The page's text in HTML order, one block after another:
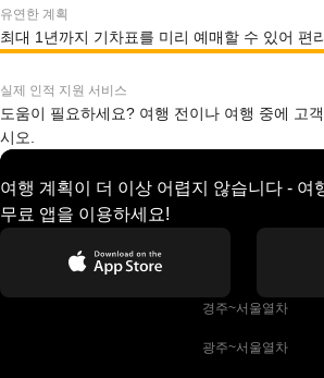
유연한 계획
최대 1년까지 기차표를 미리 예매할 수 있어 편
실제 인적 지원 서비스
도움이 필요하세요? 여행 전이나 여행 중에 고
시오.
여행 계획이 더 이상 어렵지 않습니다 - 여
무료 앱을 이용하세요!
경주~서울열차
광주~서울열차